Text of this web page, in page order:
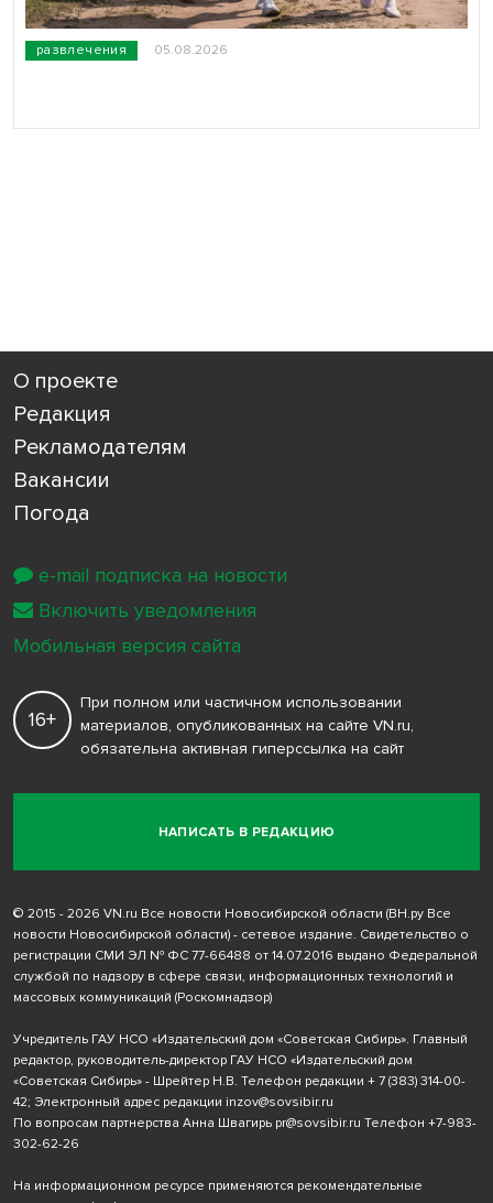
развлечения 05.08.2026
О проекте
Редакция
Рекламодателям
Вакансии
Погода
НАПИСАТЬ В РЕДАКЦИЮ
16+
При полном или частичном использовании
материалов, опубликованных на сайте VN.ru,
обязательна активная гиперссылка на сайт
© 2015 - 2026 VN.ru Все новости Новосибирской области (ВН.ру Все
новости Новосибирской области) - сетевое издание. Свидетельство о
регистрации СМИ ЭЛ № ФС 77-66488 от 14.07.2016 выдано Федеральной
службой по надзору в сфере связи, информационных технологий и
массовых коммуникаций (Роскомнадзор)
Учредитель ГАУ НСО «Издательский дом «Советская Сибирь». Главный
редактор, руководитель-директор ГАУ НСО «Издательский дом
«Советская Сибирь» - Шрейтер Н.В. Телефон редакции + 7 (383) 314-00-
42; Электронный адрес редакции inzov@sovsibir.ru
По вопросам партнерства Анна Швагирь pr@sovsibir.ru Телефон +7-983-
302-62-26
На информационном ресурсе применяются рекомендательные
e-mail подписка на новости
Включить уведомления
Мобильная версия сайта